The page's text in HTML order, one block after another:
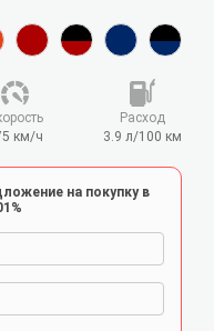
км/ч
Расход
3.9 л/100 км
на покупку в